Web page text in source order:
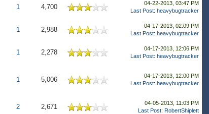
1 4,700
04-22-2013, 03:47 PM
Last Post: heavybugtracker
1 2,988
04-17-2013, 02:09 PM
Last Post: heavybugtracker
1 2,278
04-17-2013, 12:06 PM
Last Post: heavybugtracker
1 5,006
04-17-2013, 12:00 PM
Last Post: heavybugtracker
2 2,671
04-05-2013, 11:03 PM
Last Post: RobertShiplett